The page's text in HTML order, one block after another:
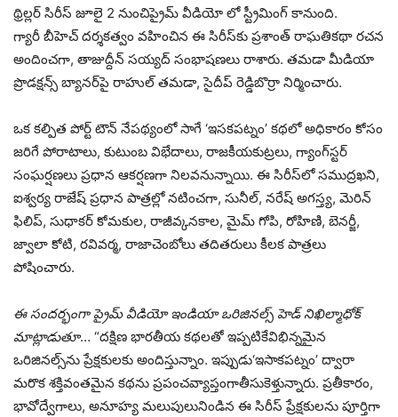
థ్రిల్లర్ సిరీస్ జూలై 2 నుంచిప్రైమ్ వీడియో లో స్ట్రీమింగ్ కానుంది.
గ్యారీ బీహెచ్ దర్శకత్వం వహించిన ఈ సిరీస్‌కు ప్రశాంత్ రాఘతికథా రచన
అందించగా, తాజుద్దీన్ సయ్యద్ సంభాషణలు రాశారు. తమడా మీడియా
ప్రొడక్షన్స్ బ్యానర్‌పై రాహుల్ తమడా, సైదీప్ రెడ్డిబొర్రా నిర్మించారు.
ఒక కల్పిత పోర్ట్ టౌన్ నేపథ్యంలో సాగే ‘ఇసకపట్నం’ కథలో అధికారం కోసం
జరిగే పోరాటాలు, కుటుంబ విభేదాలు, రాజకీయకుట్రలు, గ్యాంగ్‌స్టర్
సంఘర్షణలు ప్రధాన ఆకర్షణగా నిలవనున్నాయి. ఈ సిరీస్‌లో సముద్రఖని,
ఐశ్వర్య రాజేష్ ప్రధాన పాత్రల్లో నటించగా, సునీల్, నరేష్ అగస్త్య, మెరిన్
ఫిలిప్, సుధాకర్ కోమకుల, రాజీవ్కనకాల, మైమ్ గోపి, రోహిణి, బెనర్జీ,
జ్వాలా కోటి, రవివర్మ, రాజాచెంబోలు తదితరులు కీలక పాత్రలు
పోషించారు.
ఈ సందర్భంగా ప్రైమ్ వీడియో ఇండియా ఒరిజినల్స్ హెడ్ నిఖిల్మాధోక్
మాట్లాడుతూ… “దక్షిణ భారతీయ కథలతో ఇప్పటికేవిభిన్నమైన
ఒరిజినల్స్‌ను ప్రేక్షకులకు అందిస్తున్నాం. ఇప్పుడు‘ఇసాకపట్నం’ ద్వారా
మరొక శక్తివంతమైన కథను ప్రపంచవ్యాప్తంగాతీసుకెళ్తున్నారు. ప్రతీకారం,
భావోద్వేగాలు, అనూహ్య మలుపులునిండిన ఈ సిరీస్ ప్రేక్షకులను పూర్తిగా